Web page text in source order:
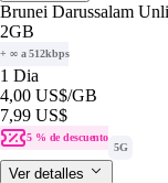
Brunei Darussalam
2GB
+ ∞ a 512kbps
1 Dia
4,00 US$/GB
7,99 US$
5 % de descuento
5G
Ver detalles